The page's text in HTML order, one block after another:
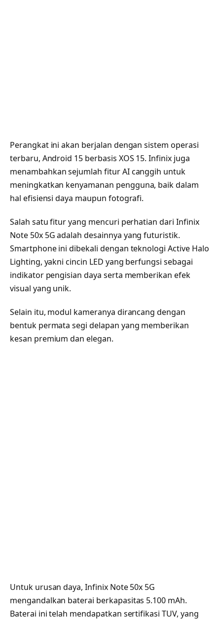
Perangkat ini akan berjalan dengan sistem operasi
terbaru, Android 15 berbasis XOS 15. Infinix juga
menambahkan sejumlah fitur AI canggih untuk
meningkatkan kenyamanan pengguna, baik dalam
hal efisiensi daya maupun fotografi.
Salah satu fitur yang mencuri perhatian dari Infinix
Note 50x 5G adalah desainnya yang futuristik.
Smartphone ini dibekali dengan teknologi Active Halo
Lighting, yakni cincin LED yang berfungsi sebagai
indikator pengisian daya serta memberikan efek
visual yang unik.
Selain itu, modul kameranya dirancang dengan
bentuk permata segi delapan yang memberikan
kesan premium dan elegan.
Untuk urusan daya, Infinix Note 50x 5G
mengandalkan baterai berkapasitas 5.100 mAh.
Baterai ini telah mendapatkan sertifikasi TUV, yang